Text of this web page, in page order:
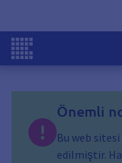
Önemli
Bu web
edilmiştir.